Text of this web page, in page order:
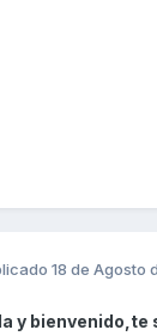
18 de Agosto
y bienvenido,te